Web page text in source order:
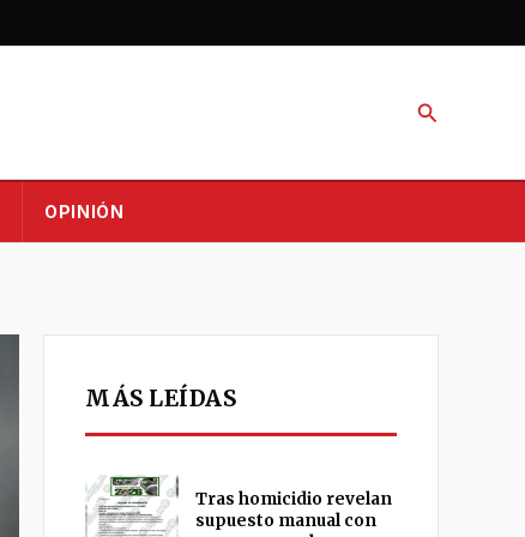
Buscar
OPINIÓN
MÁS LEÍDAS
Tras homicidio revelan
supuesto manual con